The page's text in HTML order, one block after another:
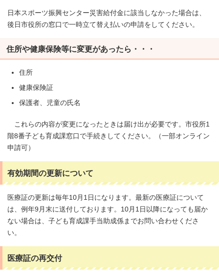
日本スポーツ振興センター災害給付金に該当しなかった場合は、
後日市役所の窓口で一時立て替え払いの申請をしてください。
住所や健康保険等に変更があったら・・・
住所
健康保険証
保護者 、児童の氏名
これらの内容が変更になったときは届け出が必要です。市役所1
階8番子ども育成課窓口で手続きしてください。（一部オンライン
申請可）
有効期間の更新について
医療証の更新は毎年10月1日になります。最新の医療証について
は、例年9月末に送付しております。10月1日以降になっても届か
ない場合は、子ども育成課手当助成係までお問い合わせくださ
い。
医療証の再交付